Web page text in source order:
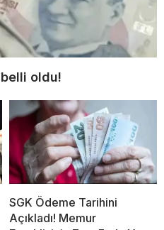
oldu!
SGK Ödeme Tarihini
Açıkladı! Memur